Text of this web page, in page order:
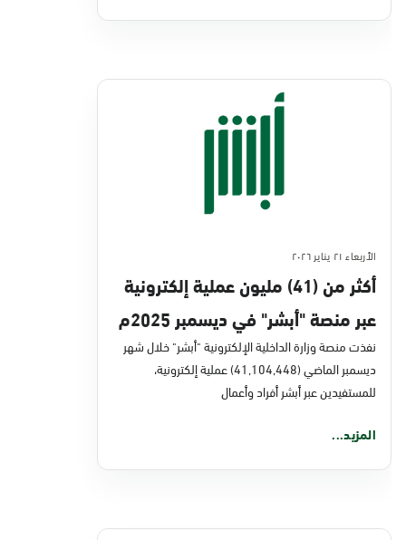
الأربعاء ٢١ يناير ٢٠٢٦
أكثر من (41) مليون عملية إلكترونية
عبر منصة "أبشر" في ديسمبر 2025م
نفذت منصة وزارة الداخلية الإلكترونية "أبشر" خلال شهر
ديسمبر الماضي (41,104,448) عملية إلكترونية،
للمستفيدين عبر أبشر أفراد وأعمال
المزيد...